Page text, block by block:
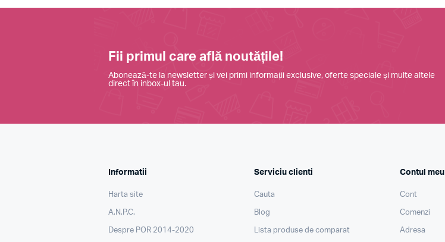
Fii primul care află noutățile!
Abonează-te la newsletter și vei primi informații exclusive, oferte speciale și multe altele
direct în inbox-ul tau.
Informatii
Harta site
A.N.P.C.
Despre POR 2014-2020
Serviciu clienti
Cauta
Blog
Lista produse de comparat
Contul meu
Cont
Comenzi
Adresa